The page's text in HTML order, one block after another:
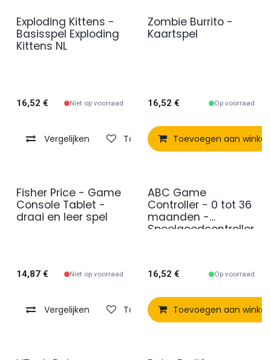
Exploding Kittens -
Basisspel Exploding
Kittens NL
16,52 € Niet op voorraad
Vergelijken Toevoegen aan verlanglijst
Zombie Burrito -
Kaartspel
16,52 € Op voorraad
Toevoegen aan
Fisher Price - Game
Console Tablet -
draai en leer spel
14,87 € Niet op voorraad
Vergelijken Toevoegen aan verlanglijst
ABC Game
Controller - 0 tot 36
maanden -
Speelgoedcontroller
16,52 € Op voorraad
Toevoegen aan